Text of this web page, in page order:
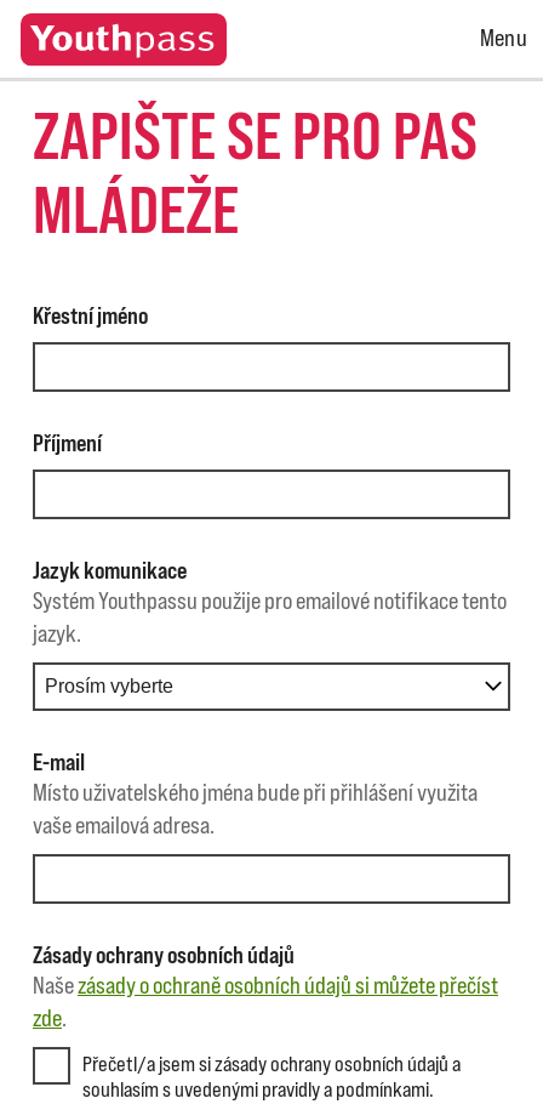
Open
Menu
ZAPIŠTE SE PRO PAS
MLÁDEŽE
Křestní jméno
Příjmení
Jazyk komunikace
Systém Youthpassu použije pro emailové notifikace tento
jazyk.
E-mail
Místo uživatelského jména bude při přihlášení využita
vaše emailová adresa.
Zásady ochrany osobních údajů
Našezásady o ochraně osobních údajů si můžete přečíst
zde.
Přečetl/a jsem si zásady ochrany osobních údajů a
souhlasím s uvedenými pravidly a podmínkami.